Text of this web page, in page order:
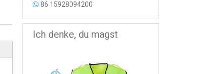
 86 15928094200
Ich denke, du magst